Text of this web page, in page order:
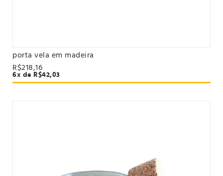
VER PRODUTO
porta vela em madeira
R$218,16
6x de R$42,03